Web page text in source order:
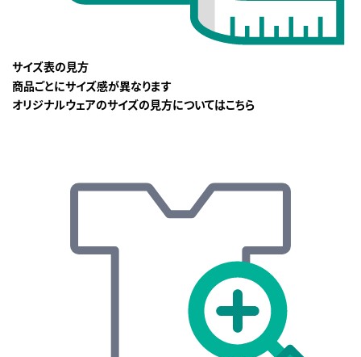
サイズ表の見方
商品ごとにサイズ感が異なります
オリジナルウェアのサイズの見方についてはこちら